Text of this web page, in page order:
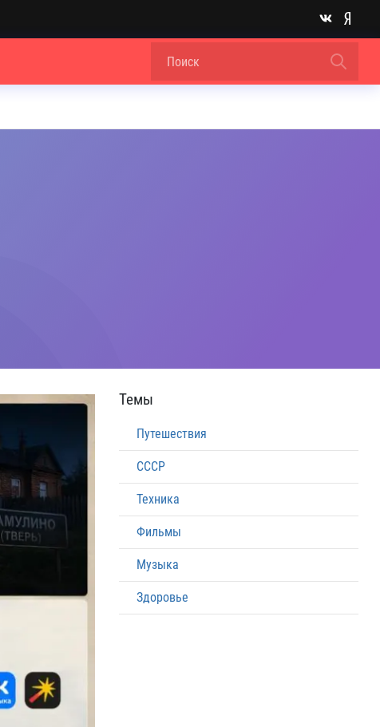
Темы
Путешествия
СССР
Техника
Фильмы
Музыка
Здоровье